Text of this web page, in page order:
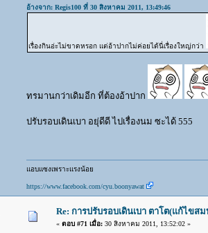
อ้างจาก: Regis100 ที่ 30 สิงหาคม 2011, 13:49:46
เรื่องกินอ่ะไม่ขาดหรอก แต่อ้าปากไม่ค่อยได้นี่เรื่องใหญ่กว่า
ทรมานกว่าเดิมอีก ที่ต้องอ้าปาก
ปรับรอบเดินเบา อยุ่ดีดี ไปเรื่องนม ซะได้ 555
แอบแซงเพราะแรงน้อย
https://www.facebook.com/cyu.boonyawat
Re: การปรับรอบเดินเบา ตาโต(แก้ไขส
« ตอบ #71 เมื่อ:30 สิงหาคม 2011, 13:52:02 »